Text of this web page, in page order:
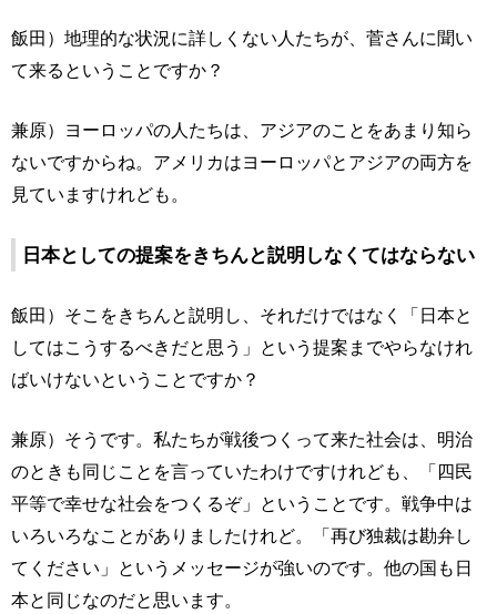
飯田）地理的な状況に詳しくない人たちが、菅さんに聞い
て来るということですか？
兼原）ヨーロッパの人たちは、アジアのことをあまり知ら
ないですからね。アメリカはヨーロッパとアジアの両方を
見ていますけれども。
日本としての提案をきちんと説明しなくてはならない
飯田）そこをきちんと説明し、それだけではなく「日本と
してはこうするべきだと思う」という提案までやらなけれ
ばいけないということですか？
兼原）そうです。私たちが戦後つくって来た社会は、明治
のときも同じことを言っていたわけですけれども、「四民
平等で幸せな社会をつくるぞ」ということです。戦争中は
いろいろなことがありましたけれど。「再び独裁は勘弁し
てください」というメッセージが強いのです。他の国も日
本と同じなのだと思います。